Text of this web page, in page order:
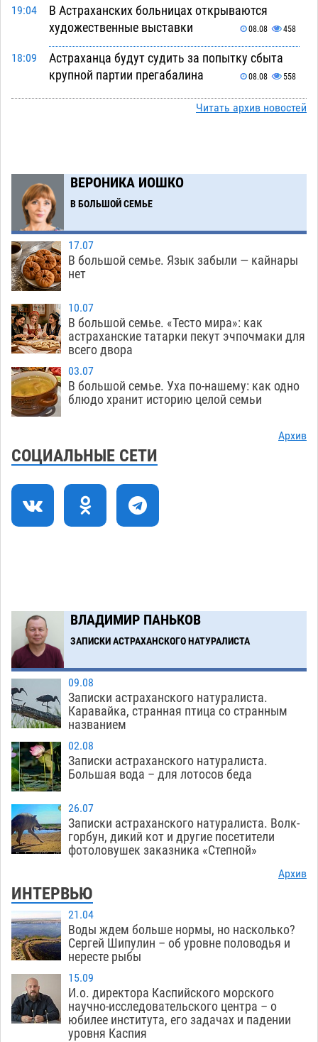
19:04
В Астраханских больницах открываются
художественные выставки
08.08 458
18:09
Астраханца будут судить за попытку сбыта
крупной партии прегабалина
08.08 558
Игорь Мартынов вручил награды тренерам и
Ветеран из Астрахани отметил столетний
юбилей
14:19
Погибший на Донбассе волонтер из Астрахани
стал героем мурала
08.08 575
13:10
Подросток, перебегавший дорогу вне
перехода, попал под колеса авто в Астрахани
12:02
Астраханский следком помог подростку
получить зарплату за честный труд
10:51
Фаворитская ноша: астраханские
гандболисты крупно проиграли пермякам
09:00
Лидеры чеченской диаспоры в Астрахани
Никольской
18:00
Завтра астраханцы проведут день в режиме
Читать архив новостей
ВЕРОНИКА ИОШКО
В БОЛЬШОЙ СЕМЬЕ
17.07
В большой семье. Язык забыли — кайнары
нет
10.07
В большой семье. «Тесто мира»: как
астраханские татарки пекут эчпочмаки для
всего двора
03.07
В большой семье. Уха по-нашему: как одно
блюдо хранит историю целой семьи
Архив
СОЦИАЛЬНЫЕ СЕТИ
ВЛАДИМИР ПАНЬКОВ
ЗАПИСКИ АСТРАХАНСКОГО НАТУРАЛИСТА
09.08
Записки астраханского натуралиста.
Каравайка, странная птица со странным
названием
02.08
Записки астраханского натуралиста.
Большая вода – для лотосов беда
26.07
Записки астраханского натуралиста. Волк-
горбун, дикий кот и другие посетители
фотоловушек заказника «Степной»
Архив
ИНТЕРВЬЮ
21.04
Воды ждем больше нормы, но насколько?
Сергей Шипулин – об уровне половодья и
нересте рыбы
15.09
И.о. директора Каспийского морского
научно-исследовательского центра – о
юбилее института, его задачах и падении
уровня Каспия